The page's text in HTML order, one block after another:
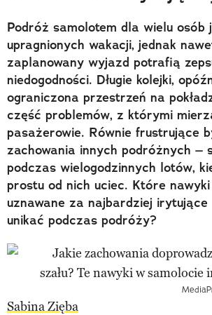
Podróż samolotem dla wielu osób
upragnionych wakacji, jednak
zaplanowany wyjazd potrafią
niedogodności. Długie kolejki,
ograniczona przestrzeń na
część problemów, z którymi
pasażerowie. Równie frustrujące
zachowania innych podróżnych –
podczas wielogodzinnych lotów,
prostu od nich uciec. Które
uznawane za najbardziej irytujące
unikać podczas podróży?
Sabina Zięba